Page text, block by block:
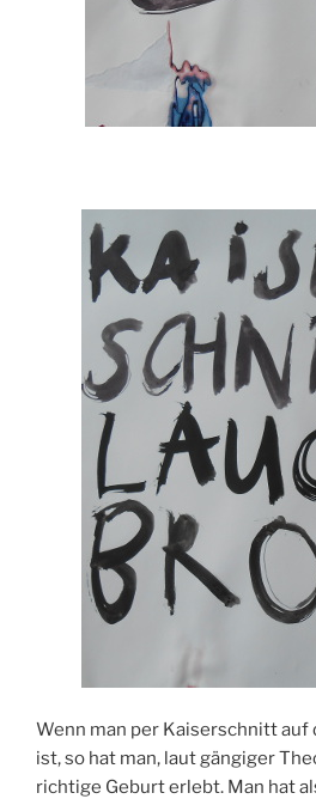
Wenn man per Kaiserschnitt auf
ist, so hat man, laut gängiger
richtige Geburt erlebt. Man hat